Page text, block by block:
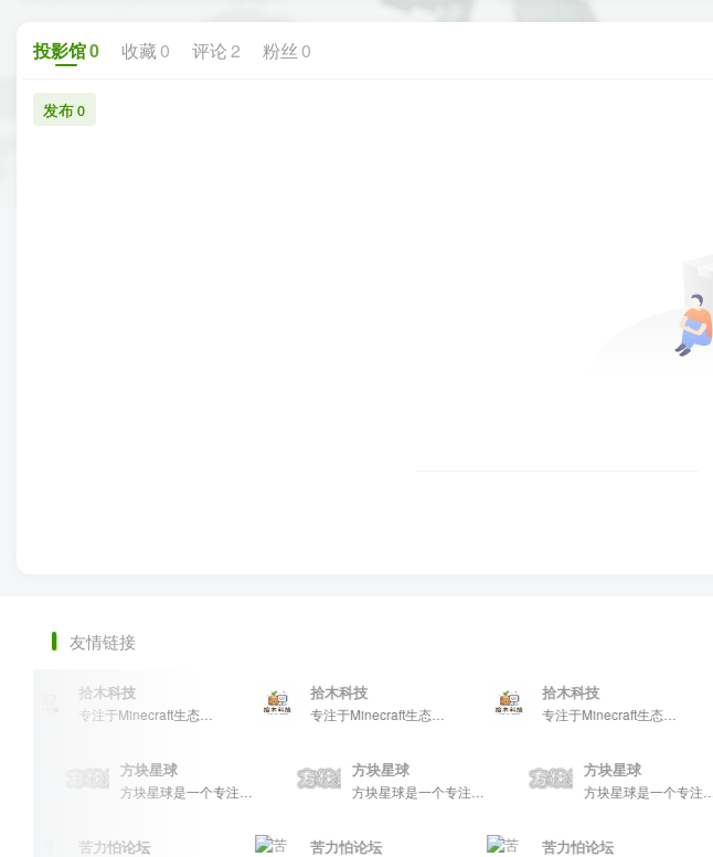
投影馆0 收藏 0 评论2 粉丝 0
发布0
友情链接
拾木科技
专注于Minecraft生态建设
拾木科技
专注于Minecraft生态建设
拾木科技
专注于Minecraft生态建设
方块星球 方块星球 方块星球
苦力怕论坛 苦力怕论坛 苦力怕论坛